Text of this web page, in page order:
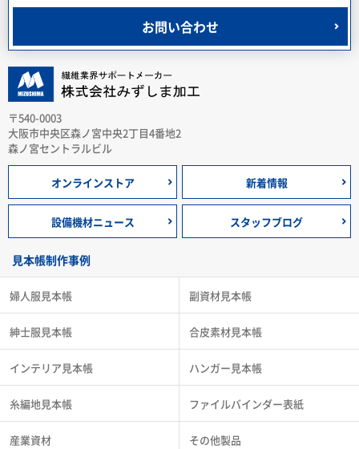
お問い合わせ
〒540-0003
大阪市中央区森ノ宮中央2丁目4番地2
森ノ宮セントラルビル
オンラインストア 新着情報
設備機材ニュース スタッフブログ
見本帳制作事例
婦人服見本帳
紳士服見本帳
インテリア見本帳
糸編地見本帳
産業資材
副資材見本帳
合皮素材見本帳
ハンガー見本帳
ファイルバインダー表紙
その他製品